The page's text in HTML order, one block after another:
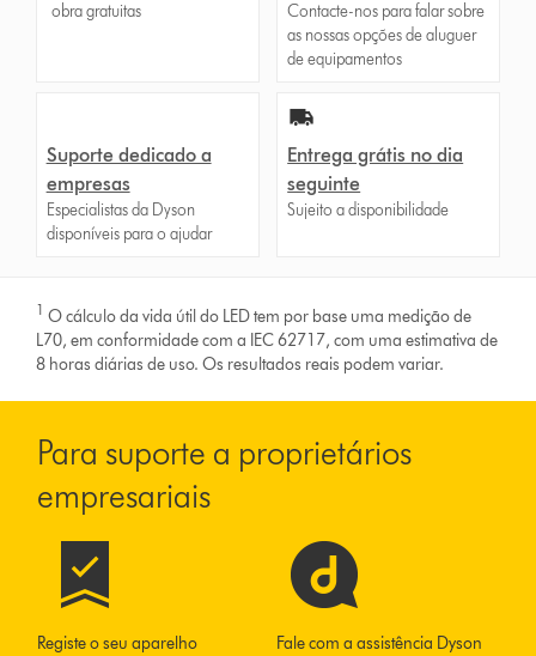
obra gratuitas
Contacte-nos para falar sobre
as nossas opções de aluguer
de equipamentos
Suporte dedicado a
empresas
Especialistas da Dyson
disponíveis para o ajudar
Entrega grátis no dia
seguinte
Sujeito a disponibilidade
1 O cálculo da vida útil do LED tem por base uma medição de
L70, em conformidade com a IEC 62717, com uma estimativa de
8 horas diárias de uso. Os resultados reais podem variar.
Para suporte a proprietários
empresariais
Registe o seu aparelho Fale com a assistência Dyson